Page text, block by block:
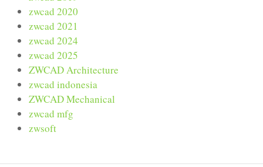
zwcad 2020
zwcad 2021
zwcad 2024
zwcad 2025
ZWCAD Architecture
zwcad indonesia
ZWCAD Mechanical
zwcad mfg
zwsoft